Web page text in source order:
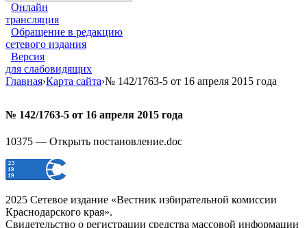
Онлайн
трансляция
Обращение в редакцию
сетевого издания
Версия
для слабовидящих
Главная›Карта сайта›№ 142/1763-5 от 16 апреля 2015 года
№ 142/1763-5 от 16 апреля 2015 года
10375 — Открыть постановление.doc
2025 Сетевое издание «Вестник избирательной комиссии
Краснодарского края».
Свидетельство о регистрации средства массовой информации